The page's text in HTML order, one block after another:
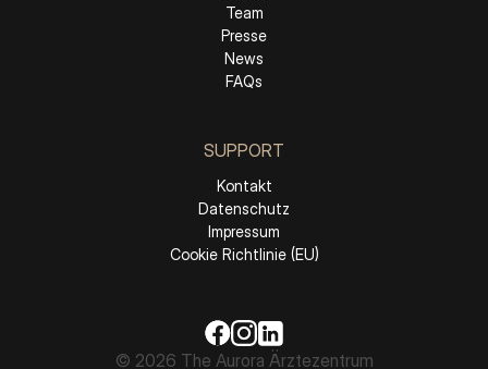
Team
Presse
News
FAQs
SUPPORT
Kontakt
Datenschutz
Impressum
Cookie Richtlinie (EU)
© 2026 The Aurora Ärztezentrum